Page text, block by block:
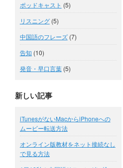
ポッドキャスト (5)
リスニング(5)
中国語のフレーズ(7)
告知 (10)
発音・早口言葉(5)
新しい記事
iTunesがないMacからiPhoneへの
ムービー転送方法
オンライン版教材をネット接続なし
で見る方法